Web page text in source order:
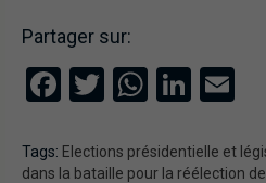
Partager sur:
Facebook
Twitter
Tags: Elections présidentielle et
dans la bataille pour la réélection